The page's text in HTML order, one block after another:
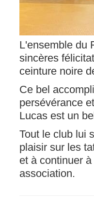
L'ensemble du
sincères
ceinture noire
Ce bel
persévérance
Lucas est un
Tout le club lui
plaisir sur les
et à continuer
association.